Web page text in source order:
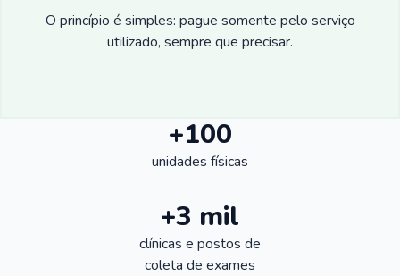
O princípio é simples: pague somente pelo serviço
utilizado, sempre que precisar.
+100
unidades físicas
+3 mil
clínicas e postos de
coleta de exames